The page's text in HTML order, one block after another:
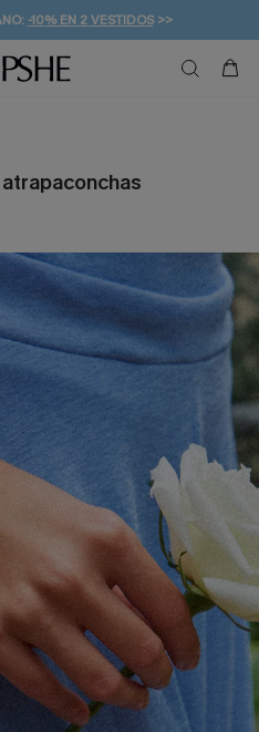
-10% EN 2 VESTIDOS>>
GANAR -10% EXTRA!
A PARTIR DE 49 € >>